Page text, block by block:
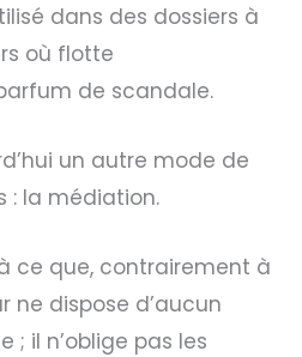
dans des dossiers à
où flotte
de scandale.
un autre mode de
: la médiation.
ce que, contrairement à
ne dispose d’aucun
; il n’oblige pas les